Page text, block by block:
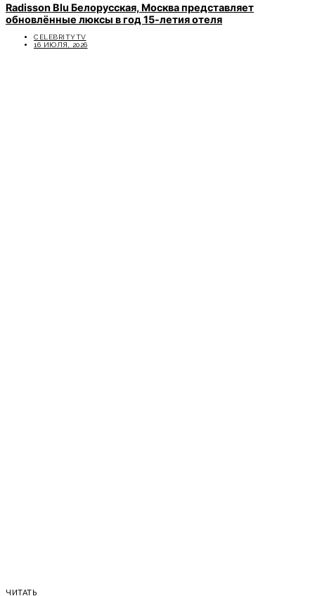
Radisson Blu Белорусская, Москва представляет
обновлённые люксы в год 15-летия отеля
CELEBRITYTV
16 ИЮЛЯ, 2026
ЧИТАТЬ